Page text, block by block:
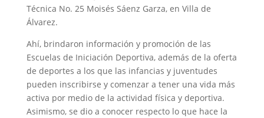
Técnica No. 25 Moisés Sáenz Garza, en Villa de
Álvarez.
Ahí, brindaron información y promoción de las
Escuelas de Iniciación Deportiva, además de la oferta
de deportes a los que las infancias y juventudes
pueden inscribirse y comenzar a tener una vida más
activa por medio de la actividad física y deportiva.
Asimismo, se dio a conocer respecto lo que hace la